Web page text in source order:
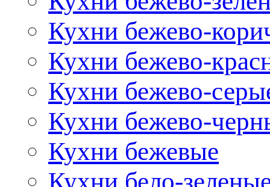
Кухни бежево-
Кухни бежево-
Кухни бежево-
Кухни бежево-
Кухни бежевые
Кухни бело-